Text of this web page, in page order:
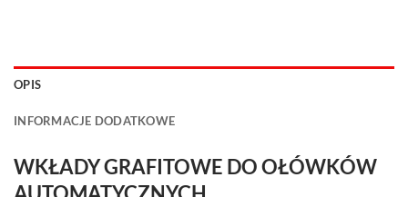
OPIS
INFORMACJE DODATKOWE
WKŁADY GRAFITOWE DO OŁÓWKÓW